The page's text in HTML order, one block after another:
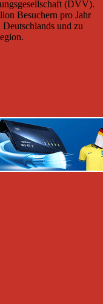
(DVV).
Besuchern pro Jahr
Deutschlands und zu